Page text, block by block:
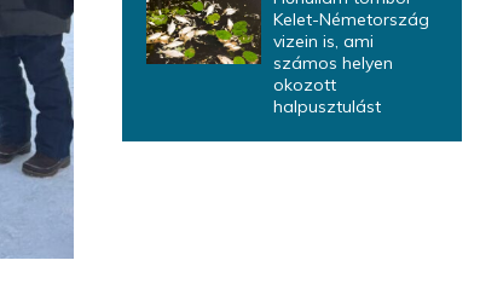
Kelet-Németország
vizein is, ami
számos helyen
okozott
halpusztulást